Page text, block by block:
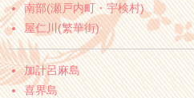
南部(瀬戸内町・宇検村)
屋仁川(繁華街)
加計呂麻島
喜界島